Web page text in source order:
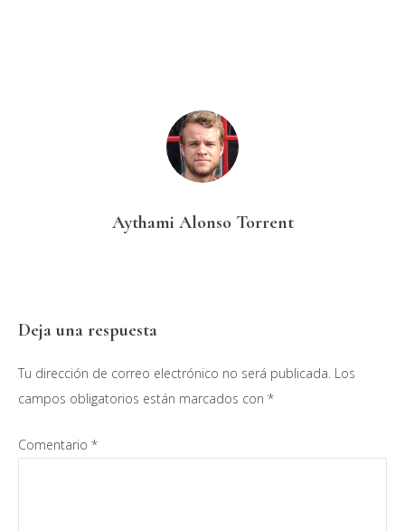
Aythami Alonso Torrent
Interacciones
con
los
Deja una respuesta
Tu dirección de correo electrónico no será publicada. Los
campos obligatorios están marcados con *
Comentario *